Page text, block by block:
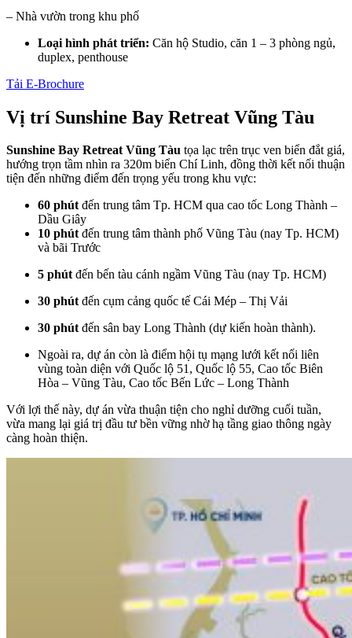
– Nhà vườn trong khu phố
Loại hình phát triển: Căn hộ Studio, căn 1 – 3 phòng ngủ,
duplex, penthouse
Tải E-Brochure
Vị trí Sunshine Bay Retreat Vũng Tàu
Sunshine Bay Retreat Vũng Tàu tọa lạc trên trục ven biển đắt giá,
hướng trọn tầm nhìn ra 320m biển Chí Linh, đồng thời kết nối thuận
tiện đến những điểm đến trọng yếu trong khu vực:
60 phútđến trung tâm Tp. HCM qua cao tốc Long Thành –
Dầu Giây
10 phútđến trung tâm thành phố Vũng Tàu (nay Tp. HCM)
và bãi Trước
5 phútđến bến tàu cánh ngầm Vũng Tàu (nay Tp. HCM)
30 phútđến cụm cảng quốc tế Cái Mép – Thị Vải
30 phútđến sân bay Long Thành (dự kiến hoàn thành).
Ngoài ra, dự án còn là điểm hội tụ mạng lưới kết nối liên
vùng toàn diện với Quốc lộ 51, Quốc lộ 55, Cao tốc Biên
Hòa – Vũng Tàu, Cao tốc Bến Lức – Long Thành
Với lợi thế này, dự án vừa thuận tiện cho nghỉ dưỡng cuối tuần,
vừa mang lại giá trị đầu tư bền vững nhờ hạ tầng giao thông ngày
càng hoàn thiện.